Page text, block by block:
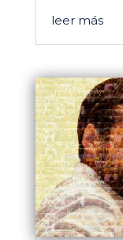
leer más